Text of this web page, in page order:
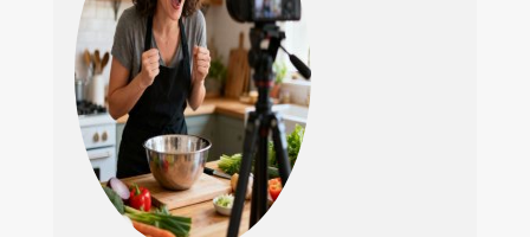
personnalisés, des
cartes de vœux,
des projets de
bricolage, des
documents de
bureau et des
mémos. Cette
imprimante